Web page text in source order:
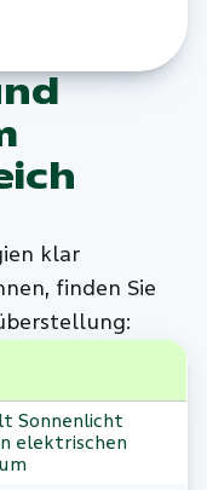
klar
finden Sie
Sonnenlicht
elektrischen